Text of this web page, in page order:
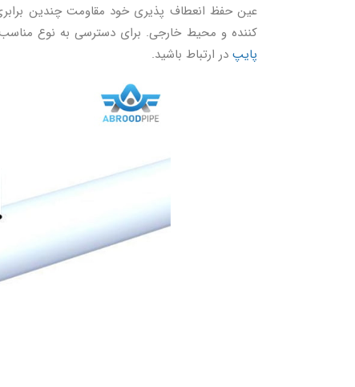
عین حفظ انعطاف پذیری خود مقاومت چندین
کننده و محیط خارجی. برای دسترسی به نوع مناسب
پایپ در ارتباط باشید.